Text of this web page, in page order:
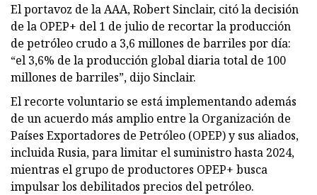
El portavoz de la AAA, Robert Sinclair, citó la decisión
de la OPEP+ del 1 de julio de recortar la producción
de petróleo crudo a 3,6 millones de barriles por día:
“el 3,6% de la producción global diaria total de 100
millones de barriles”, dijo Sinclair.
El recorte voluntario se está implementando además
de un acuerdo más amplio entre la Organización de
Países Exportadores de Petróleo (OPEP) y sus aliados,
incluida Rusia, para limitar el suministro hasta 2024,
mientras el grupo de productores OPEP+ busca
impulsar los debilitados precios del petróleo.